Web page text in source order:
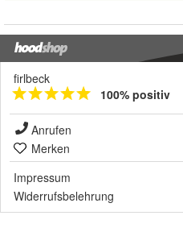
firlbeck
100% positiv
Anrufen
Merken
Impressum
Widerrufsbelehrung